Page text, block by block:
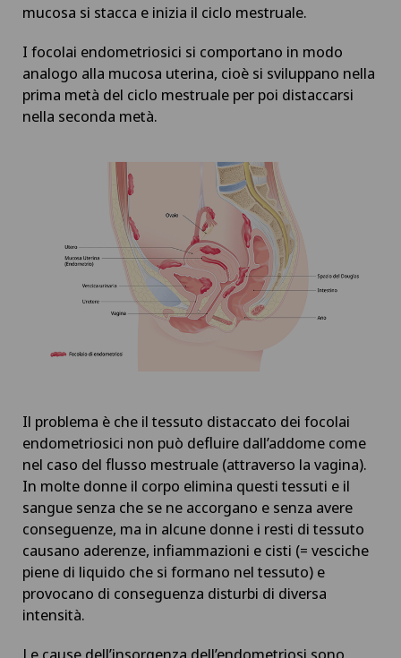
Chirurgia della tiroide (chirurgia endocrina)
Chirurgia dell’anca
Chirurgia dell’intestino crasso
Chirurgia dell’intestino tenue
Chirurgia maxillo-facciale
Chirurgia mini-invasiva
Chirurgia oculistica
Chirurgia oncologica
Chirurgia ortopedica
mucosa si stacca e inizia il ciclo mestruale.
I focolai endometriosici si comportano in modo
analogo alla mucosa uterina, cioè si sviluppano nella
prima metà del ciclo mestruale per poi distaccarsi
nella seconda metà.
Il problema è che il tessuto distaccato dei focolai
endometriosici non può defluire dall’addome come
nel caso del flusso mestruale (attraverso la vagina).
In molte donne il corpo elimina questi tessuti e il
sangue senza che se ne accorgano e senza avere
conseguenze, ma in alcune donne i resti di tessuto
causano aderenze, infiammazioni e cisti (= vesciche
piene di liquido che si formano nel tessuto) e
provocano di conseguenza disturbi di diversa
intensità.
Le cause dell’insorgenza dell’endometriosi sono